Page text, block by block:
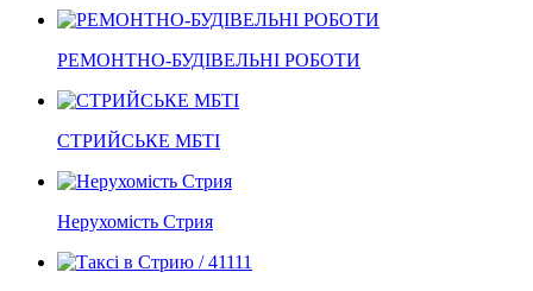
РЕМОНТНО-БУДІВЕЛЬНІ РОБОТИ
СТРИЙСЬКЕ МБТІ
Нерухомість Стрия